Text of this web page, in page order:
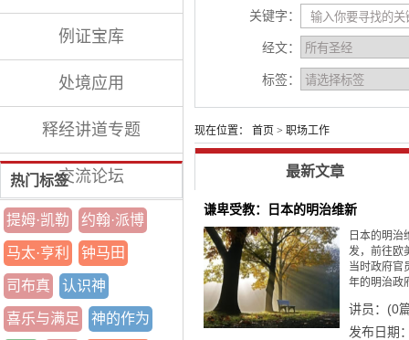
例证宝库
处境应用
释经讲道专题
交流论坛
热门标签
提姆·凯勒 约翰·派博
马太·亨利 钟马田
司布真 认识神
喜乐与满足 神的作为
关键字：
经文：
标签：
现在位置： 首页 > 职场工作
最新文章
谦卑受教：日本的明治维新
日本的明治
发，前往欧
当时政府官
年的明治政
讲员： (0
发布日期